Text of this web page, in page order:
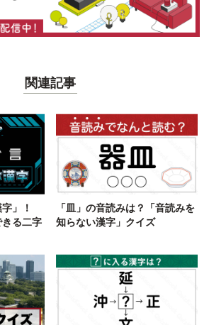
関連記事
」！
きる二字
「皿」の音読みは？「音読みを
知らない漢字」クイズ